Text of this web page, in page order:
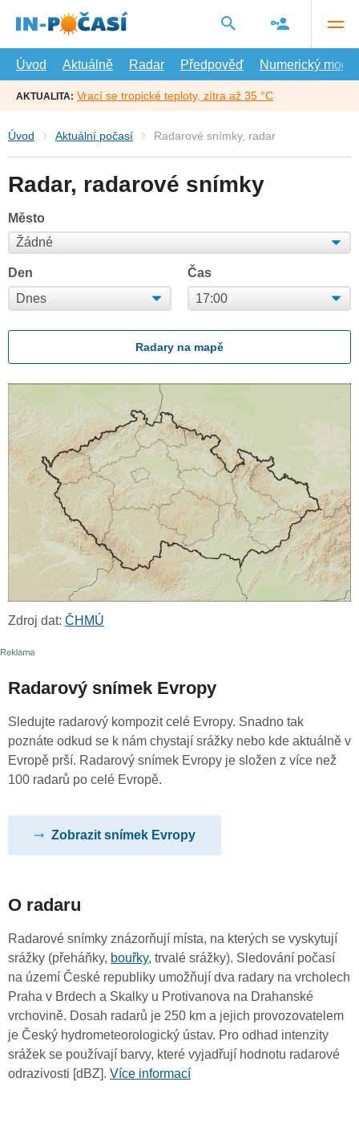
hlavní
Úvod
Aktuálně Radar Předpověď Numerický model
AKTUALITA: Vrací se tropické teploty, zítra až 35 °C
Úvod Aktuální počasí Radarové snímky, radar
Radar, radarové snímky
Město
Den Čas
Radary na mapě
Zdroj dat: ČHMÚ
Radarový snímek Evropy
Sledujte radarový kompozit celé Evropy. Snadno tak
poznáte odkud se k nám chystají srážky nebo kde aktuálně v
Evropě prší. Radarový snímek Evropy je složen z více než
100 radarů po celé Evropě.
Zobrazit snímek Evropy
O radaru
Radarové snímky znázorňují místa, na kterých se vyskytují
srážky (přeháňky, bouřky, trvalé srážky). Sledování počasí
na území České republiky umožňují dva radary na vrcholech
Praha v Brdech a Skalky u Protivanova na Drahanské
vrchovině. Dosah radarů je 250 km a jejich provozovatelem
je Český hydrometeorologický ústav. Pro odhad intenzity
srážek se používají barvy, které vyjadřují hodnotu radarové
odrazivosti [dBZ]. Více informací